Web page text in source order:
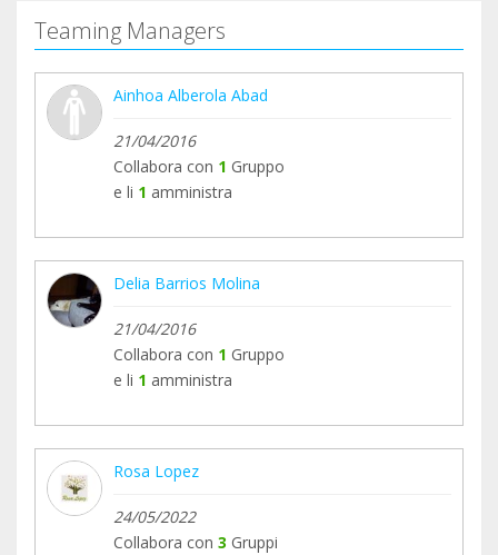
Se trata de Luna, una gatita que había quedado
parapléjica por unos disparos de perdigones en
su columna.
Luna estaba en un pueblo de Sevilla, pero no
Teaming Managers
Ainhoa Alberola Abad
21/04/2016
Collabora con 1 Gruppo
e li 1 amministra
Delia Barrios Molina
21/04/2016
Collabora con 1 Gruppo
e li 1 amministra
Rosa Lopez
24/05/2022
Collabora con 3 Gruppi